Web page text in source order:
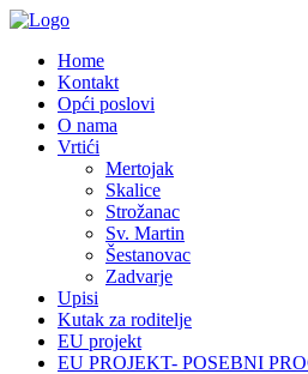
Home
Kontakt
Opći poslovi
O nama
Vrtići
Mertojak
Skalice
Strožanac
Sv. Martin
Šestanovac
Zadvarje
Upisi
Kutak za roditelje
EU projekt
EU PROJEKT- POSEBNI